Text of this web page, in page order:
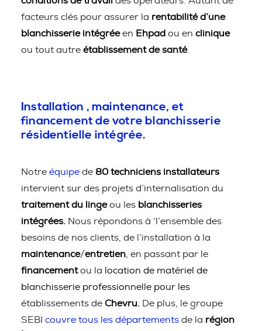
facteurs clés pour assurer la rentabilité d’une
blanchisserie intégréeen Ehpad ou en clinique
ou tout autre établissement de santé.
Installation , maintenance, et
financement de votre blanchisserie
résidentielle intégrée.
Notre équipe de 80 techniciens installateurs
intervient sur des projets d’internalisation du
traitement du lingeou les blanchisseries
intégrées. Nous répondons à ‘l’ensemble des
besoins de nos clients, de l’installation à la
maintenance/entretien , en passant par le
financementou la location de matériel de
blanchisserie professionnelle pour les
établissements de Chevru. De plus, le groupe
SEBI couvre tous les départements de la région